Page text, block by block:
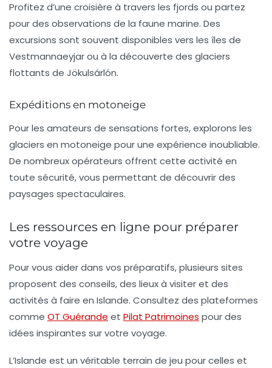
Profitez d’une croisière à travers les fjords ou partez
pour des observations de la faune marine. Des
excursions sont souvent disponibles vers les îles de
Vestmannaeyjarou à la découverte des glaciers
flottants de Jökulsárlón.
Expéditions en motoneige
Pour les amateurs de sensations fortes, explorons les
glaciers en motoneige pour une expérience inoubliable.
De nombreux opérateurs offrent cette activité en
toute sécurité, vous permettant de découvrir des
paysages spectaculaires.
Les ressources en ligne pour préparer
votre voyage
Pour vous aider dans vos préparatifs, plusieurs sites
proposent des conseils, des lieux à visiter et des
activités à faire en Islande. Consultez des plateformes
comme OT Guérande et Pilat Patrimoines pour des
idées inspirantes sur votre voyage.
L’Islande est un véritable terrain de jeu pour celles et